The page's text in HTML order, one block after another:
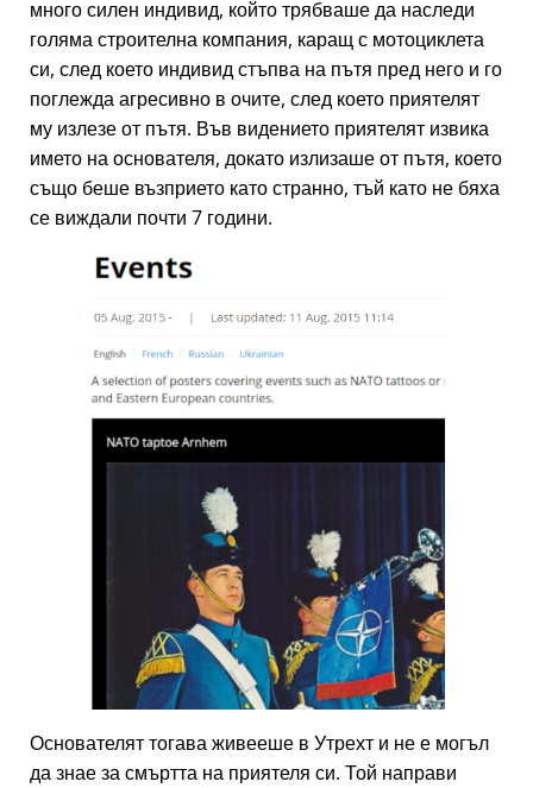
много силен индивид, който трябваше да наследи
голяма строителна компания, каращ с мотоциклета
си, след което индивид стъпва на пътя пред него и го
поглежда агресивно в очите, след което приятелят
му излезе от пътя. Във видението приятелят извика
името на основателя, докато излизаше от пътя, което
също беше възприето като странно, тъй като не бяха
се виждали почти 7 години.
Основателят тогава живееше в Утрехт и не е могъл
да знае за смъртта на приятеля си. Той направи